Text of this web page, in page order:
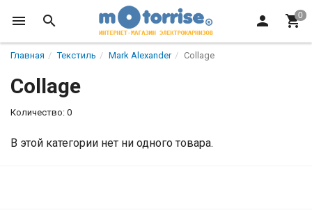
Главная Текстиль Mark Alexander Collage
Collage
Количество: 0
В этой категории нет ни одного товара.